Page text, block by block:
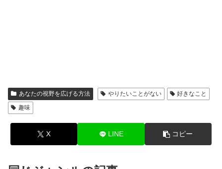
あなたの視野を広げる方法 やりたいことがない
好きなこと
趣味
X LINE コピー